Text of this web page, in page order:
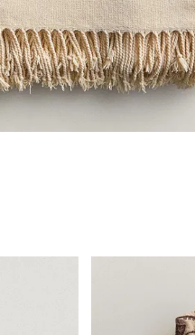
图片已更改为 1 / 5